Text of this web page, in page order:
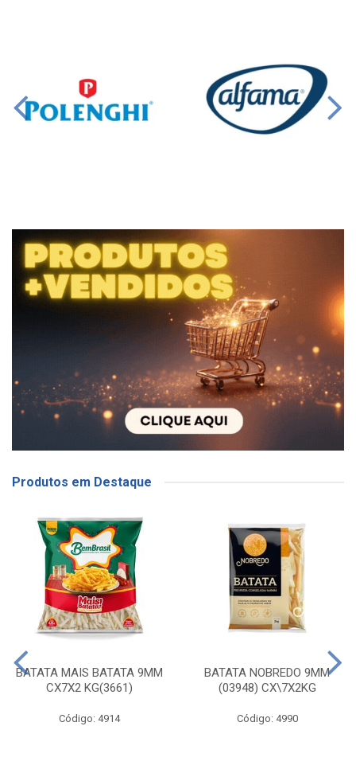
Produtos em Destaque
BATATA MAIS BATATA 9MM
CX7X2 KG(3661)
Código: 4914
BATATA NOBREDO 9MM
(03948) CX\7X2KG
Código: 4990